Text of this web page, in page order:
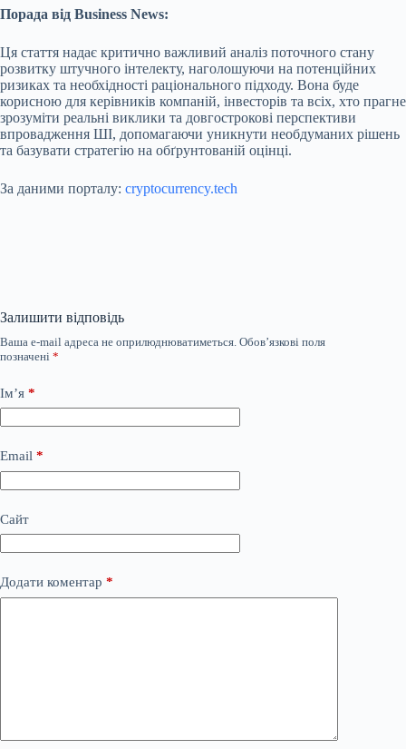
Порада від Business News:
Ця стаття надає критично важливий аналіз поточного стану
розвитку штучного інтелекту, наголошуючи на потенційних
ризиках та необхідності раціонального підходу. Вона буде
корисною для керівників компаній, інвесторів та всіх, хто прагне
зрозуміти реальні виклики та довгострокові перспективи
впровадження ШІ, допомагаючи уникнути необдуманих рішень
та базувати стратегію на обґрунтованій оцінці.
За даними порталу: cryptocurrency.tech
Залишити відповідь
Ваша e-mail адреса не оприлюднюватиметься. Обов’язкові поля
позначені *
Ім’я *
Email *
Сайт
Додати коментар *